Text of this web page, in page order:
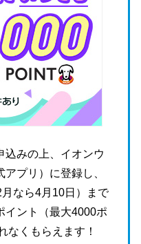
込みの上、イオンウ
プリ）に登録し、
なら4月10日）まで
イント（最大4000ポ
なくもらえます！